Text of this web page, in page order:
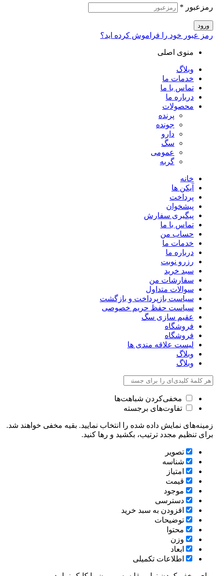
رمزعبور *
ورود
رمز عبور خود را فراموش کرده اید؟
منوی اصلی
وبلاگ
خدمات ما
تماس با ما
درباره ما
محصولات
پرنده
جونده
دارو
سگ
عمومی
گربه
خانه
آیکن ها
پرداخت
پیشخوان
پیگیری سفارش
تماس با ما
حساب من
خدمات ما
درباره ما
رزرو نوبت
سبد خرید
سفارشات من
سوالات متداول
سیاست بازپرداخت و بازگشت
سیاست حفظ حریم خصوصی
عقیم سازی سگ
فروشگاه
فروشگاه
لیست علاقه مندی ها
وبلاگ
وبلاگ
مخفی‌کردن شباهت‌ها
تفاوت‌های برجسته
زمینه‌های نمایش داده شده را انتخاب نمایید. بقیه مخفی خواهند شد.
برای تنظیم مجدد ترتیب، بکشید و رها کنید.
تصویر
شناسه
امتیاز
قیمت
موجود
دسترسی
افزودن به سبد خرید
توضیحات
محتوا
وزن
ابعاد
اطلاعات تکمیلی